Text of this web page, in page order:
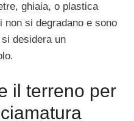
ghiaia, o plastica
non si degradano e sono
desidera un
il terreno per